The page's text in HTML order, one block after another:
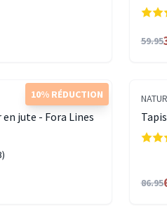
59.95
10% RÉDUCTION
jute - Fora Lines
86.95